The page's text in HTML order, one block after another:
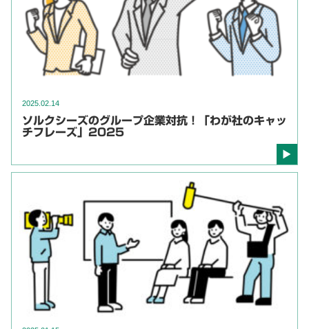
2025.02.14
ソルクシーズのグループ企業対抗！「わが社のキャッ
チフレーズ」2025